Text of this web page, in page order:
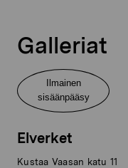
Galleriat
Ilmainen
sisäänpääsy
Elverket
Kustaa Vaasan katu 11